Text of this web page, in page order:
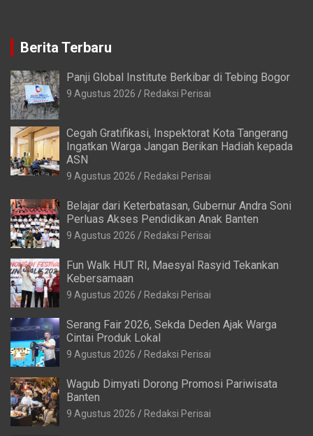
Berita Terbaru
Panji Global Institute Berkibar di Tebing Bogor
9 Agustus 2026 Redaksi Perisai
Cegah Gratifikasi, Inspektorat Kota Tangerang
Ingatkan Warga Jangan Berikan Hadiah kepada
ASN
9 Agustus 2026 Redaksi Perisai
Belajar dari Keterbatasan, Gubernur Andra Soni
Perluas Akses Pendidikan Anak Banten
9 Agustus 2026 Redaksi Perisai
Fun Walk HUT RI, Maesyal Rasyid Tekankan
Kebersamaan
9 Agustus 2026 Redaksi Perisai
Serang Fair 2026, Sekda Deden Ajak Warga
Cintai Produk Lokal
9 Agustus 2026 Redaksi Perisai
Wagub Dimyati Dorong Promosi Pariwisata
Banten
9 Agustus 2026 Redaksi Perisai